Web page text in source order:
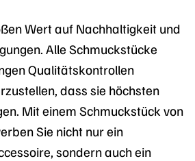
Wert auf Nachhaltigkeit und
Alle Schmuckstücke
Qualitätskontrollen
dass sie höchsten
Mit einem Schmuckstück von
Sie nicht nur ein
sondern auch ein